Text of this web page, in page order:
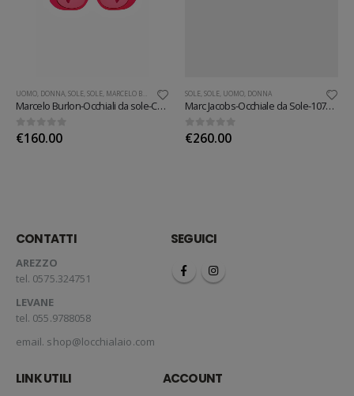
UOMO DONNA, SOLE SOLE MARCELO BURLON
Marcelo Burlon-Occhiali da sole-CERI002
0out of 5
€160.00
SOLE SOLE UOMO DONNA
Marc Jacobs-Occhiale da Sole-1073/S
0out of 5
€260.00
CONTATTI
AREZZO
tel. 0575.324751
LEVANE
tel. 055.9788058
email. shop@locchialaio.com
SEGUICI
LINK UTILI ACCOUNT